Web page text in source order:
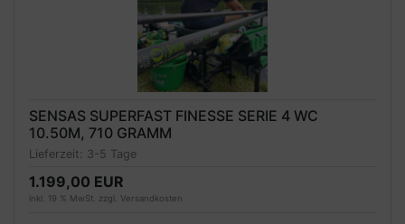
SENSAS SUPERFAST FINESSE SERIE 4 WC
10.50M, 710 GRAMM
Lieferzeit: 3-5 Tage
1.199,00 EUR
inkl. 19 % MwSt. zzgl. Versandkosten